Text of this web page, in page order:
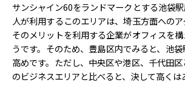
サンシャイン60をランドマークとする池袋
人が利用するこのエリアは、埼玉方面へのア
そのメリットを利用する企業がオフィスを
うです。そのため、豊島区内でみると、池
高めです。ただし、中央区や港区、千代田
のビジネスエリアと比べると、決して高くは